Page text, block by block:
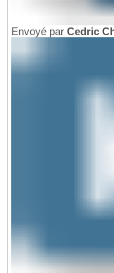
Envoyé par Cedric